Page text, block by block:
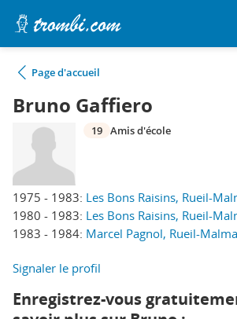
Page d'accueil
Bruno Gaffiero
1975 - 1983: Les Bons Raisins, Rueil-
1980 - 1983: Les Bons Raisins, Rueil-
1983 - 1984: Marcel Pagnol, Rueil-
19 Amis d'école
Signaler le profil
Enregistrez-vous